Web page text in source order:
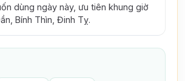
dùng ngày này, ưu tiên khung giờ
Bính Thìn, Đinh Tỵ.